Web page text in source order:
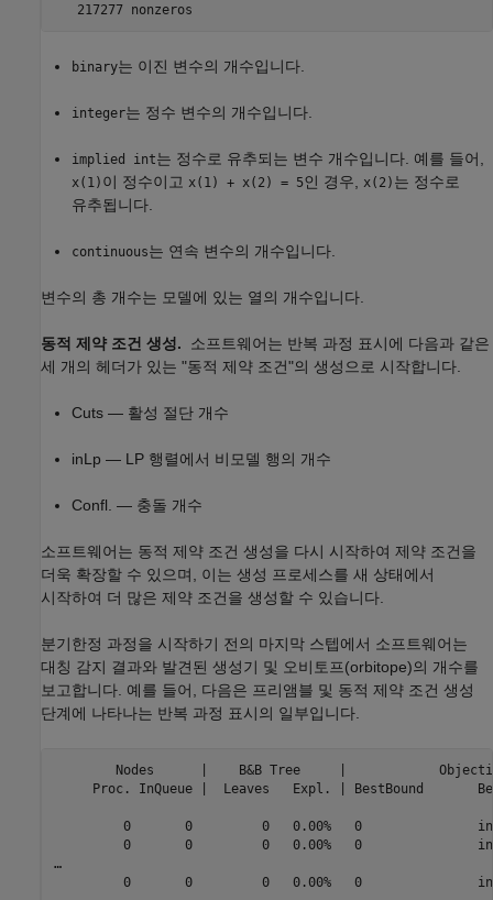
   217277 nonzeros
binary는 이진 변수의 개수입니다.
integer는 정수 변수의 개수입니다.
implied int는 정수로 유추되는 변수 개수입니다. 예를 들어,
x(1) 이 정수이고 x(1) + x(2) = 5인 경우, x(2) 는 정수로
유추됩니다.
continuous는 연속 변수의 개수입니다.
변수의 총 개수는 모델에 있는 열의 개수입니다.
동적 제약 조건 생성. 소프트웨어는 반복 과정 표시에 다음과 같은
세 개의 헤더가 있는 "동적 제약 조건"의 생성으로 시작합니다.
Cuts — 활성 절단 개수
inLp — LP 행렬에서 비모델 행의 개수
Confl. — 충돌 개수
소프트웨어는 동적 제약 조건 생성을 다시 시작하여 제약 조건을
더욱 확장할 수 있으며, 이는 생성 프로세스를 새 상태에서
시작하여 더 많은 제약 조건을 생성할 수 있습니다.
분기한정 과정을 시작하기 전의 마지막 스텝에서 소프트웨어는
대칭 감지 결과와 발견된 생성기 및 오비토프(orbitope)의 개수를
보고합니다. 예를 들어, 다음은 프리앰블 및 동적 제약 조건 생성
단계에 나타나는 반복 과정 표시의 일부입니다.
Nodes      |    B&B Tree     |
Proc. InQueue |  Leaves   Expl. | BestBound
0       0         0   0.00%   0
0       0         0   0.00%   0
…
0       0         0   0.00%   0